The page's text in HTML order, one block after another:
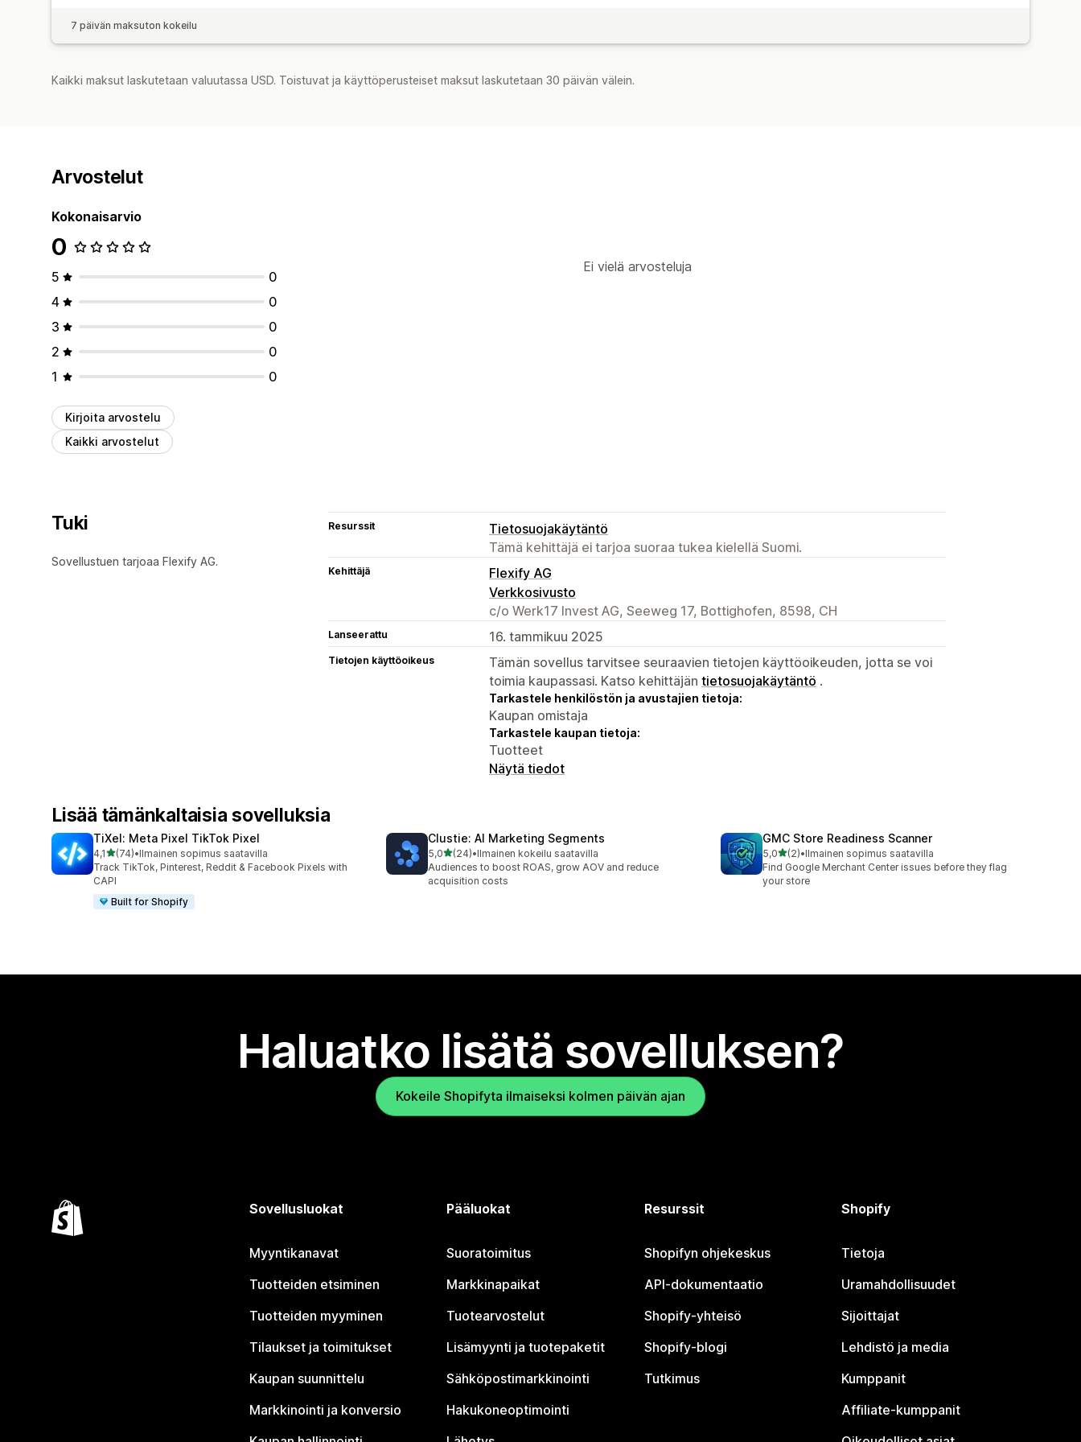
7 päivän maksuton kokeilu
Kaikki maksut laskutetaan valuutassa USD. Toistuvat ja käyttöperusteiset maksut laskutetaan 30 päivän välein.
Arvostelut
Kokonaisarvio
0
5
0
4
0
3
0
2
0
1
0
Kirjoita arvostelu
Kaikki arvostelut
Ei vielä arvosteluja
Tuki
Sovellustuen tarjoaa Flexify AG.
Resurssit
Tietosuojakäytäntö
Tämä kehittäjä ei tarjoa suoraa tukea kielellä Suomi.
Kehittäjä
Flexify AG
Verkkosivusto
c/o Werk17 Invest AG, Seeweg 17, Bottighofen, 8598, CH
Lanseerattu 16. tammikuu 2025
Tietojen käyttöoikeus
Tämän sovellus tarvitsee seuraavien tietojen käyttöoikeuden, jotta se voi
toimia kaupassasi. Katso kehittäjän tietosuojakäytäntö .
Tarkastele henkilöstön ja avustajien tietoja:
Kaupan omistaja
Tarkastele kaupan tietoja:
Tuotteet
Näytä tiedot
Lisää tämänkaltaisia sovelluksia
TiXel: Meta Pixel TikTok Pixel
4,1/ 5 tähteä
(74)
74 arvostelua yhteensä
•Ilmainen sopimus saatavilla
Track TikTok, Pinterest, Reddit & Facebook Pixels with
CAPI
Built for Shopify
Clustie: AI Marketing Segments
5,0/ 5 tähteä
(24)
24 arvostelua yhteensä
•Ilmainen kokeilu saatavilla
Audiences to boost ROAS, grow AOV and reduce
acquisition costs
GMC Store Readiness Scanner
5,0/ 5 tähteä
(2)
2 arvostelua yhteensä
•Ilmainen sopimus saatavilla
Find Google Merchant Center issues before they flag
your store
Haluatko lisätä sovelluksen?
Kokeile Shopifyta ilmaiseksi kolmen päivän ajan
Sovellusluokat
Myyntikanavat
Tuotteiden etsiminen
Tuotteiden myyminen
Tilaukset ja toimitukset
Kaupan suunnittelu
Markkinointi ja konversio
Pääluokat
Suoratoimitus
Markkinapaikat
Tuotearvostelut
Lisämyynti ja tuotepaketit
Sähköpostimarkkinointi
Hakukoneoptimointi
Resurssit
Shopifyn ohjekeskus
API-dokumentaatio
Shopify-yhteisö
Shopify-blogi
Tutkimus
Shopify
Tietoja
Uramahdollisuudet
Sijoittajat
Lehdistö ja media
Kumppanit
Affiliate-kumppanit